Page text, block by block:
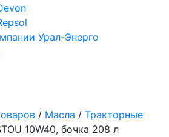
Урал-Энерго
/ Масла / Тракторные
10W40, бочка 208 л